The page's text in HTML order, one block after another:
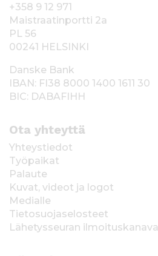
+358 9 12 971
Maistraatinportti 2a
PL 56
00241 HELSINKI
Danske Bank
IBAN: FI38 8000 1400 1611 30
BIC: DABAFIHH
Ota yhteyttä
Yhteystiedot
Työpaikat
Palaute
Kuvat, videot ja logot
Medialle
Tietosuojaselosteet
Lähetysseuran ilmoituskanava